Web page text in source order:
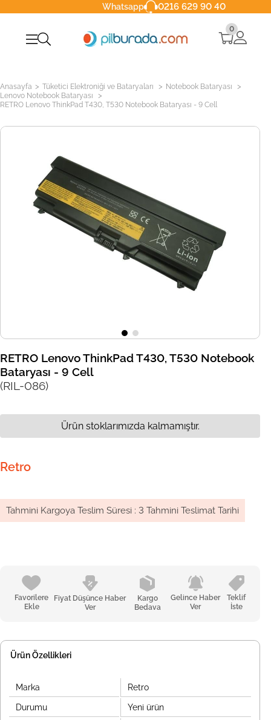
Whatsapp 0216 629 90 40
0
Anasayfa > Tüketici Elektroniği ve Bataryaları > Notebook Bataryası >
Lenovo Notebook Bataryası >
RETRO Lenovo ThinkPad T430, T530 Notebook Bataryası - 9 Cell
RETRO Lenovo ThinkPad T430, T530 Notebook
Bataryası - 9 Cell
(RIL-086)
Retro
Tahmini Kargoya Teslim Süresi : 3 Tahmini Teslimat Tarihi
Favorilere
Ekle
Fiyat Düşünce Haber
Ver
Kargo
Bedava
Gelince Haber
Ver
Teklif
İste
Ürün stoklarımızda kalmamıştır.
Ürün Özellikleri
Marka Retro
Durumu Yeni ürün